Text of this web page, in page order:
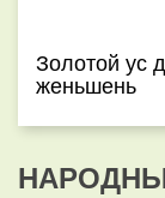
Золотой ус
женьшень